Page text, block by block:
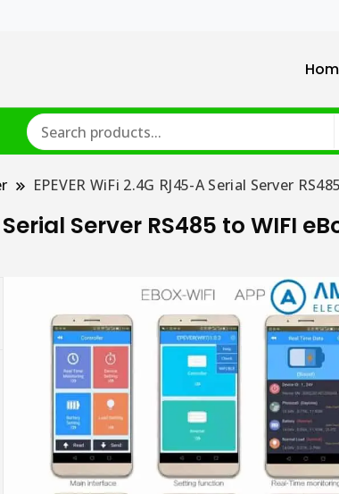
EPEVER WiFi 2.4G RJ45-A Serial Server
Serial Server RS485 to WIFI